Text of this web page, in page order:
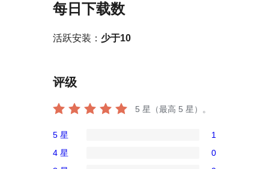
每日下载数
活跃安装： 少于10
评级
5 星（最高 5 星）。
条
5 星 1
4 星 0